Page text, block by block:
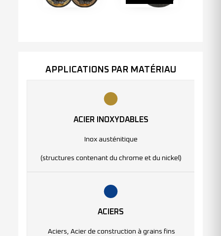
APPLICATIONS PAR MATÉRIAU
ACIER INOXYDABLES
Inox austénitique
(structures contenant du chrome et du nickel)
ACIERS
Aciers, Acier de construction à grains fins